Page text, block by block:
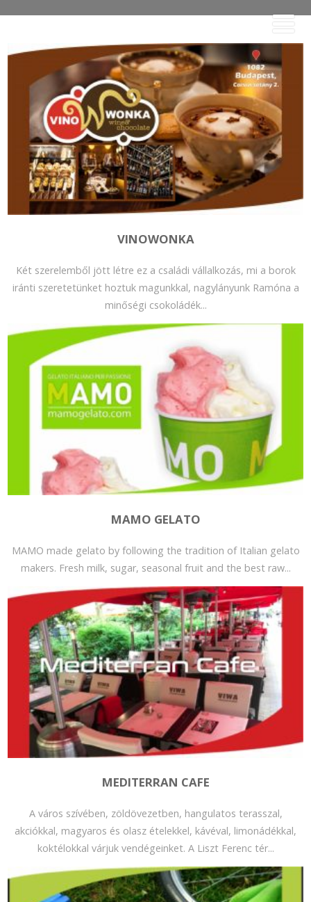
VINOWONKA
Két szerelemből jött létre ez a családi vállalkozás, mi a borok
iránti szeretetünket hoztuk magunkkal, nagylányunk Ramóna a
minőségi csokoládék...
MAMO GELATO
MAMO made gelato by following the tradition of Italian gelato
makers. Fresh milk, sugar, seasonal fruit and the best raw...
MEDITERRAN CAFE
A város szívében, zöldövezetben, hangulatos terasszal,
akciókkal, magyaros és olasz ételekkel, kávéval, limonádékkal,
koktélokkal várjuk vendégeinket. A Liszt Ferenc tér...